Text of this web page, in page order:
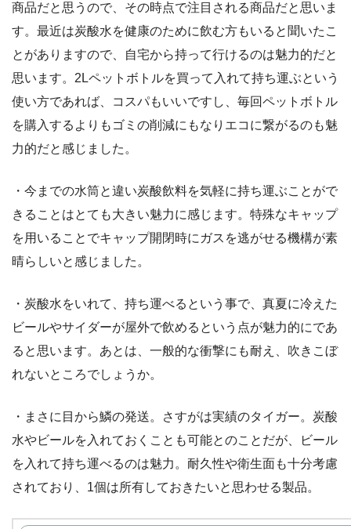
商品だと思うので、その時点で注目される商品だと思いま
す。最近は炭酸水を健康のために飲む方もいると聞いたこ
とがありますので、自宅から持って行けるのは魅力的だと
思います。2Lペットボトルを買って入れて持ち運ぶという
使い方であれば、コスパもいいですし、毎回ペットボトル
を購入するよりもゴミの削減にもなりエコに繋がるのも魅
力的だと感じました。
・今までの水筒と違い炭酸飲料を気軽に持ち運ぶことがで
きることはとても大きい魅力に感じます。特殊なキャップ
を用いることでキャップ開閉時にガスを逃がせる機構が素
晴らしいと感じました。
・炭酸水をいれて、持ち運べるという事で、真夏に冷えた
ビールやサイダーが屋外で飲めるという点が魅力的にであ
ると思います。あとは、一般的な衝撃にも耐え、吹きこぼ
れないところでしょうか。
・まさに目から鱗の発送。さすがは実績のタイガー。炭酸
水やビールを入れておくことも可能とのことだが、ビール
を入れて持ち運べるのは魅力。耐久性や衛生面も十分考慮
されており、1個は所有しておきたいと思わせる製品。